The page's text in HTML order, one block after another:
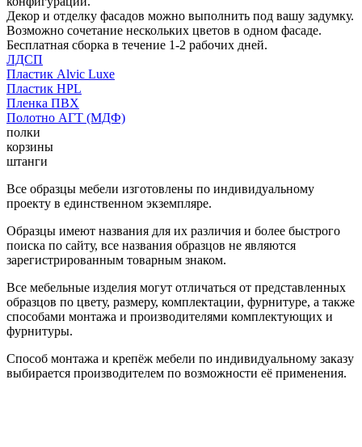
Декор и отделку фасадов можно выполнить под вашу задумку.
Возможно сочетание нескольких цветов в одном фасаде.
Бесплатная сборка в течение 1-2 рабочих дней.
ЛДСП
Пластик Alvic Luxe
Пластик HPL
Пленка ПВХ
Полотно АГТ (МДФ)
полки
корзины
штанги
Все образцы мебели изготовлены по индивидуальному
проекту в единственном экземпляре.
Образцы имеют названия для их различия и более быстрого
поиска по сайту, все названия образцов не являются
зарегистрированным товарным знаком.
Все мебельные изделия могут отличаться от представленных
образцов по цвету, размеру, комплектации, фурнитуре, а также
способами монтажа и производителями комплектующих и
фурнитуры.
Способ монтажа и крепёж мебели по индивидуальному заказу
выбирается производителем по возможности её применения.